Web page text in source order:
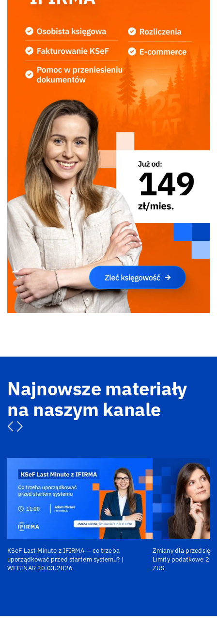
Najnowsze materiały
na naszym kanale
KSeF Last Minute z IFIRMA — co trzeba
uporządkować przed startem systemu? |
WEBINAR 30.03.2026
Zmiany dla
Limity podatkowe
ZUS